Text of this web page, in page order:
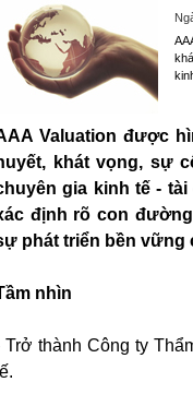
Valuation được
khát vọng, sự
gia kinh tế - tài
định rõ con
phát triển bền vững
nhìn
Trở thành Công ty